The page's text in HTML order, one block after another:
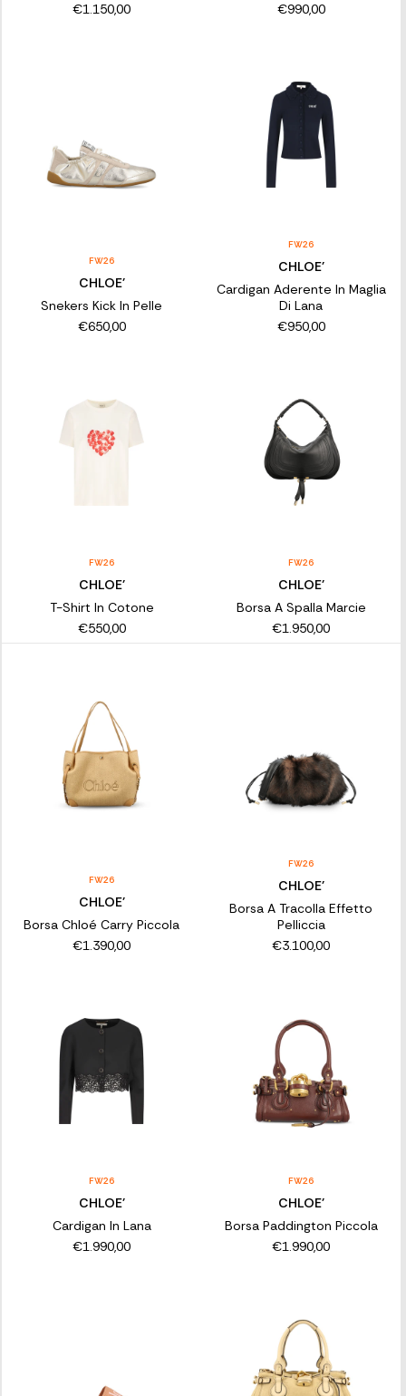
€1.150,00
€990,00
FW26
CHLOE'
Snekers Kick In Pelle
€650,00
FW26
CHLOE'
Cardigan Aderente In Maglia
Di Lana
€950,00
FW26
CHLOE'
T-Shirt In Cotone
€550,00
FW26
CHLOE'
Borsa A Spalla Marcie
€1.950,00
FW26
CHLOE'
Borsa Chloé Carry Piccola
€1.390,00
FW26
CHLOE'
Borsa A Tracolla Effetto
Pelliccia
€3.100,00
FW26
CHLOE'
Cardigan In Lana
€1.990,00
FW26
CHLOE'
Borsa Paddington Piccola
€1.990,00